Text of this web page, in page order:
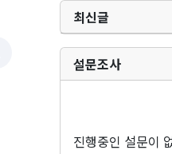
최신글
설문조사
진행중인 설문이